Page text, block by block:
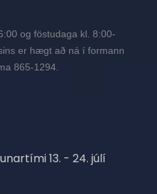
og föstudaga kl. 8:00-
er hægt að ná í formann
865-1294.
13. - 24. júlí